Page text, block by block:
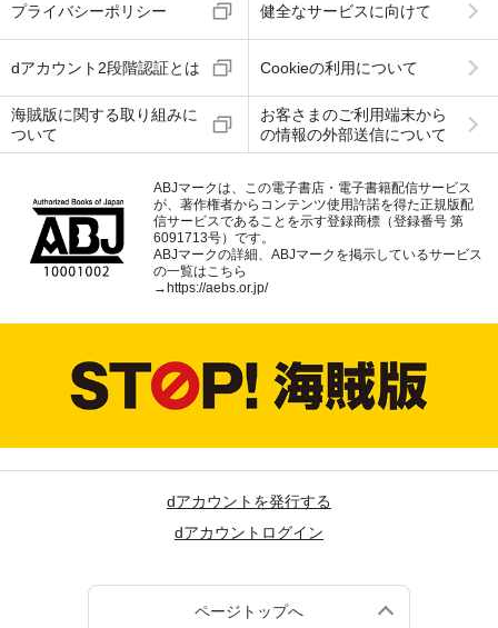
プライバシーポリシー 健全なサービスに向けて
dアカウント2段階認証とは Cookieの利用について
海賊版に関する取り組みに
ついて
お客さまのご利用端末から
の情報の外部送信について
ABJマークは、この電子書店・電子書籍配信サービス
が、著作権者からコンテンツ使用許諾を得た正規版配
信サービスであることを示す登録商標（登録番号 第
6091713号）です。
ABJマークの詳細、ABJマークを掲示しているサービス
の一覧はこちら
→https://aebs.or.jp/
dアカウントを発行する
dアカウントログイン
ページトップへ